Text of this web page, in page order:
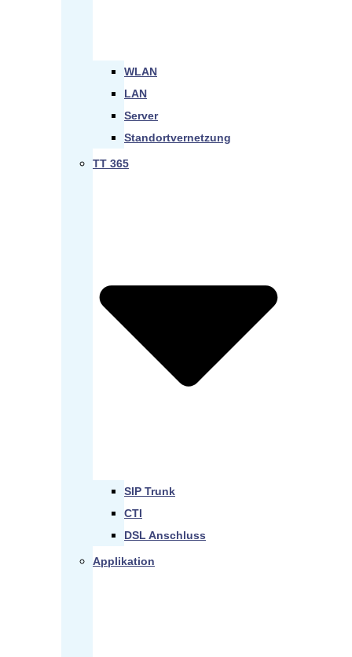
WLAN
LAN
Server
Standortvernetzung
TT 365
SIP Trunk
CTI
DSL Anschluss
Applikation